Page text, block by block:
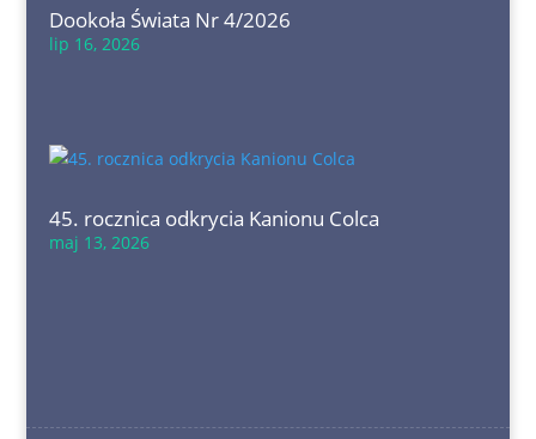
Dookoła Świata Nr 4/2026
lip 16, 2026
45. rocznica odkrycia Kanionu Colca
maj 13, 2026